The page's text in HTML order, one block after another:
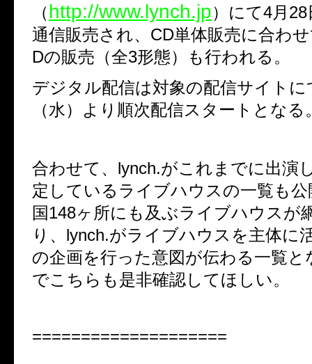
（http://www.lynch.jp）にて4月 28
通信販売され、 CD単体販売に合わ
Dの販売（全3形態）も行われる。
デジタル配信は対象の配信サイトに
（水）より順次配信スタートとなる
合わせて、 lynch.がこれまでに出演
定しているライブハウスの一覧も
国148ヶ所にも及ぶライブハウスが
り、 lynch.がライブハウスを主体に
の企画を行った意図が伝わる一覧
でこちらも是非確認してほしい。
====================